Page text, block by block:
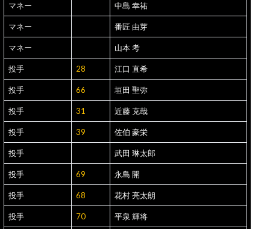
マネー 中島 幸祐
マネー 番匠 由芽
マネー 山本 考
投手 28 江口 直希
投手 66 垣田 聖弥
投手 31 近藤 克哉
投手 39 佐伯 豪栄
投手 武田 琳太郎
投手 69 永島 開
投手 68 花村 亮太朗
投手 70 平泉 輝将